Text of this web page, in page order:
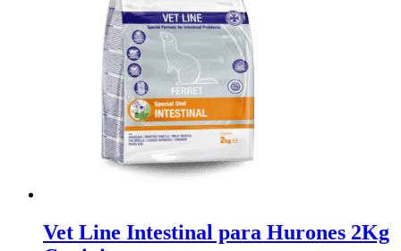
Vet Line Intestinal para Hurones 2Kg